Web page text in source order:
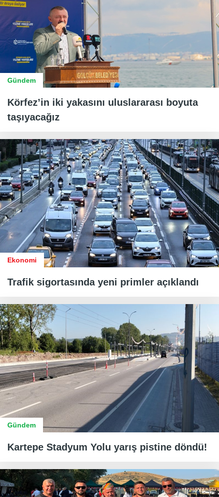
Gündem
Körfez’in iki yakasını uluslararası boyuta
taşıyacağız
Ekonomi
Trafik sigortasında yeni primler açıklandı
Gündem
Kartepe Stadyum Yolu yarış pistine döndü!